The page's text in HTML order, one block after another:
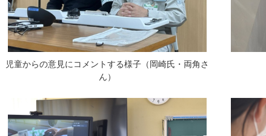
児童からの意見にコメントする様子（岡崎氏・両角さ
ん）